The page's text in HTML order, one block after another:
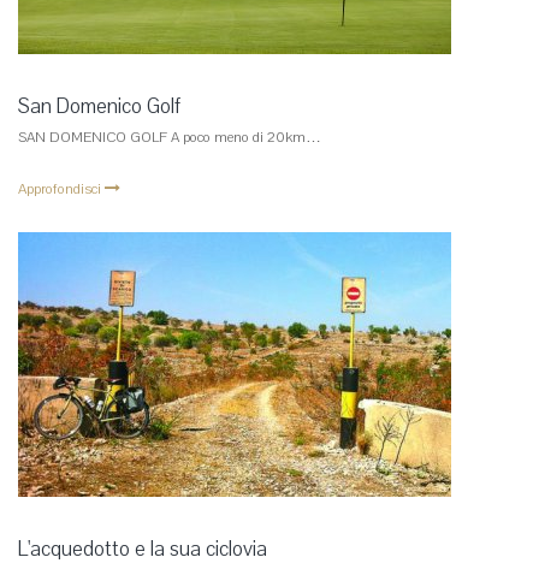
San Domenico Golf
SAN DOMENICO GOLF A poco meno di 20km…
Approfondisci
L'acquedotto e la sua ciclovia